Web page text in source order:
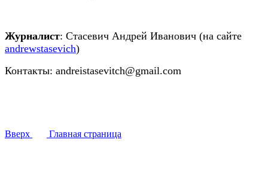
Журналист: Стасевич Андрей Иванович (на сайте
andrewstasevich)
Контакты: andreistasevitch@gmail.com
Вверх Главная страница